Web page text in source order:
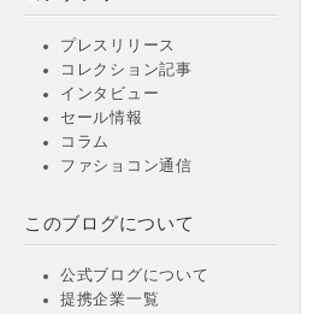
プレスリリース
コレクション記事
インタビュー
セール情報
コラム
ファショコン通信
このブログについて
公式ブログについて
提携企業一覧